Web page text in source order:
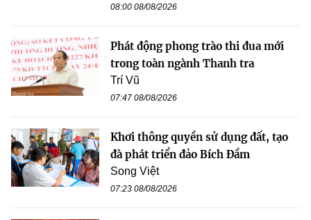
08:00 08/08/2026
Phát động phong trào thi đua mới
trong toàn ngành Thanh tra
Trí Vũ
07:47 08/08/2026
Khơi thông quyền sử dụng đất, tạo
đà phát triển đảo Bích Đầm
Song Việt
07:23 08/08/2026